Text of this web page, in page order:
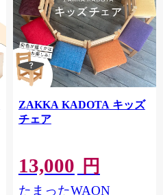
ZAKKA KADOTA キッズ
チェア
13,000 円
たまったWAON